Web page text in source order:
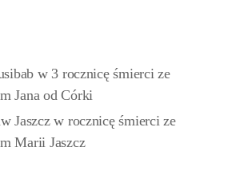
w 3 rocznicę śmierci ze
Jana od Córki
Jaszcz w rocznicę śmierci ze
Marii Jaszcz